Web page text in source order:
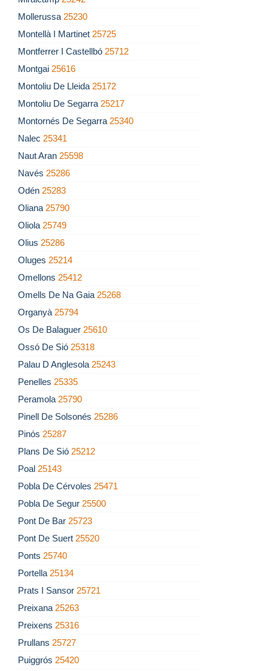
Mollerussa 25230
Montellà I Martinet 25725
Montferrer I Castellbó 25712
Montgai 25616
Montoliu De Lleida 25172
Montoliu De Segarra 25217
Montornés De Segarra 25340
Nalec 25341
Naut Aran 25598
Navés 25286
Odén 25283
Oliana 25790
Oliola 25749
Olius 25286
Oluges 25214
Omellons 25412
Omells De Na Gaia 25268
Organyà 25794
Os De Balaguer 25610
Ossó De Sió 25318
Palau D Anglesola 25243
Penelles 25335
Peramola 25790
Pinell De Solsonés 25286
Pinós 25287
Plans De Sió 25212
Poal 25143
Pobla De Cérvoles 25471
Pobla De Segur 25500
Pont De Bar 25723
Pont De Suert 25520
Ponts 25740
Portella 25134
Prats I Sansor 25721
Preixana 25263
Preixens 25316
Prullans 25727
Puiggrós 25420